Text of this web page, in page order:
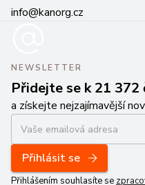
info@kanorg.cz
NEWSLETTER
Přidejte se k 21 372
a získejte nejzajímavější
Přihlásit se
Přihlášením souhlasíte se